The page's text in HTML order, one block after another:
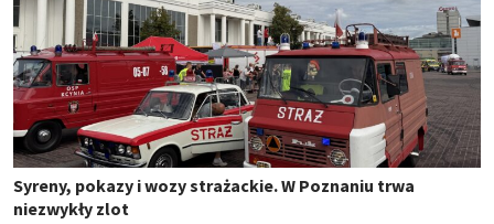
Syreny, pokazy i wozy strażackie. W Poznaniu trwa
niezwykły zlot